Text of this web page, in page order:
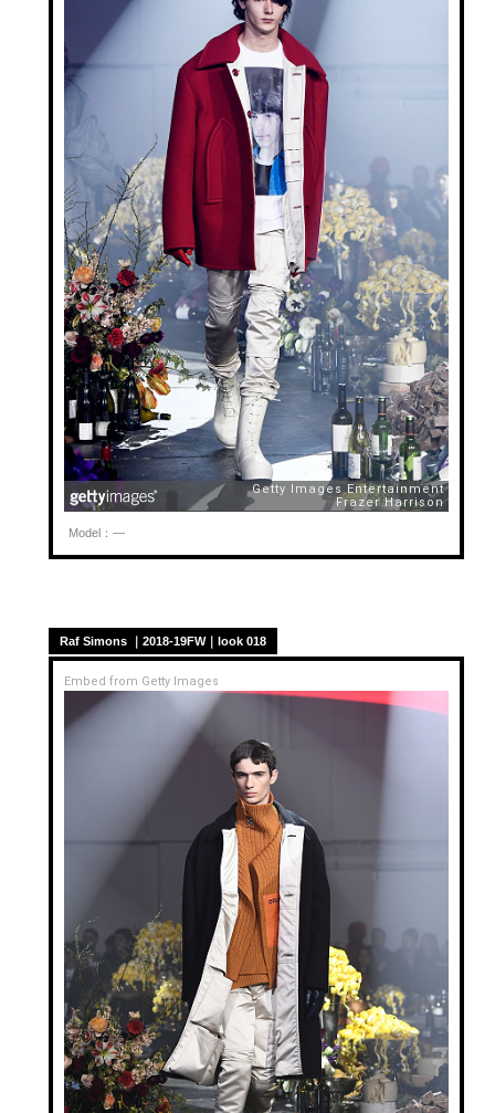
Model：—
Raf Simons ｜2018-19FW｜look 018
Embed from Getty Images